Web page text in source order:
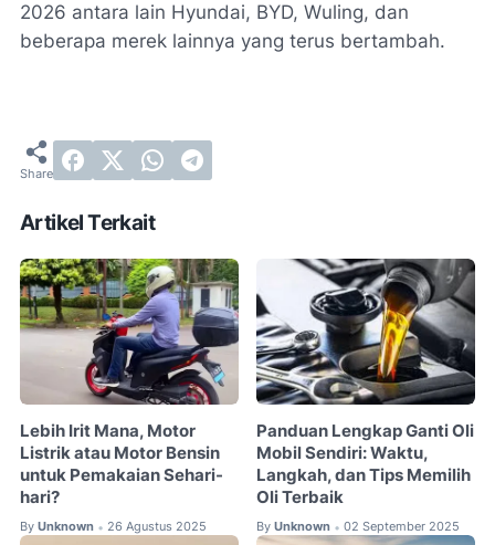
2026 antara lain Hyundai, BYD, Wuling, dan
beberapa merek lainnya yang terus bertambah.
Artikel Terkait
Lebih Irit Mana, Motor
Listrik atau Motor Bensin
untuk Pemakaian Sehari-
hari?
By Unknown • 26 Agustus 2025
Panduan Lengkap Ganti Oli
Mobil Sendiri: Waktu,
Langkah, dan Tips Memilih
Oli Terbaik
By Unknown • 02 September 2025